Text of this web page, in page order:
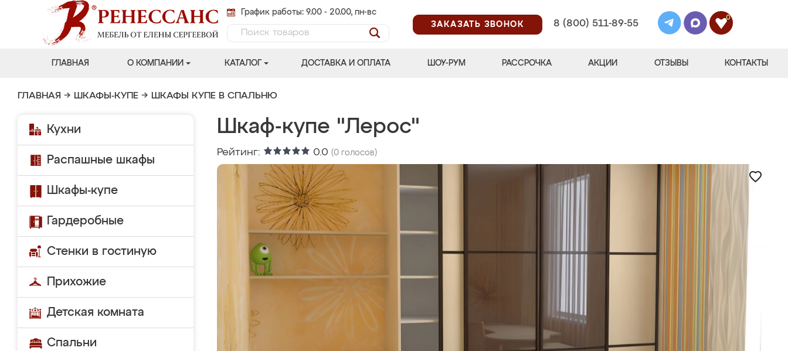
График работы: 9.00 - 20.00, пн-вс
ЗАКАЗАТЬ ЗВОНОК
8 (800) 511-89-55
0
ГЛАВНАЯ О КОМПАНИИ КАТАЛОГ ДОСТАВКА И ОПЛАТА ШОУ-РУМ РАССРОЧКА АКЦИИ ОТЗЫВЫ КОНТАКТЫ
ГЛАВНАЯ → ШКАФЫ-КУПЕ → ШКАФЫ КУПЕ В СПАЛЬНЮ
Кухни
Распашные шкафы
Шкафы-купе
Гардеробные
Стенки в гостиную
Прихожие
Детская комната
Спальни
Шкаф-купе "Лерос"
Рейтинг: 0.0 (0 голосов)